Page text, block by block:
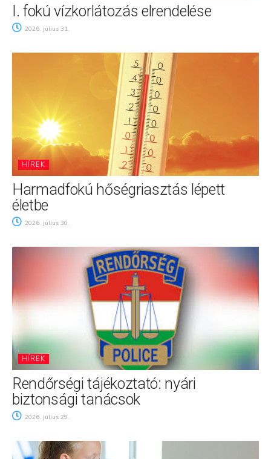
I. fokú vízkorlátozás elrendelése
2026. július 31.
HÍREK
Harmadfokú hőségriasztás lépett
életbe
2026. július 30.
HÍREK
Rendőrségi tájékoztató: nyári
biztonsági tanácsok
2026. július 29.